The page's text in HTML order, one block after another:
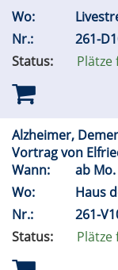
Wo:
Nr.:
261-
Status:
Plätze
Alzheimer,
Vortrag von
Wann:
ab Mo.
Wo:
Haus
Nr.:
261-
Status:
Plätze